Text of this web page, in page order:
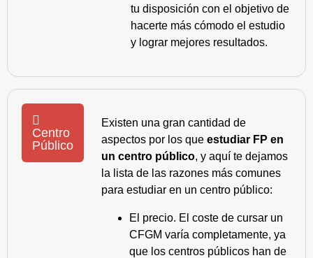
tu disposición con el objetivo de
hacerte más cómodo el estudio
y lograr mejores resultados.
Centro
Público
Existen una gran cantidad de
aspectos por los que estudiar FP en
un centro público, y aquí te dejamos
la lista de las razones más comunes
para estudiar en un centro público:
El precio. El coste de cursar un
CFGM varía completamente, ya
que los centros públicos han de